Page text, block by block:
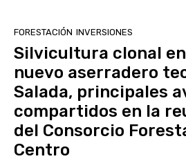
FORESTACIÓN INVERSIONES
Silvicultura clonal
nuevo aserradero
Salada, principales
compartidos en la
del Consorcio
Centro